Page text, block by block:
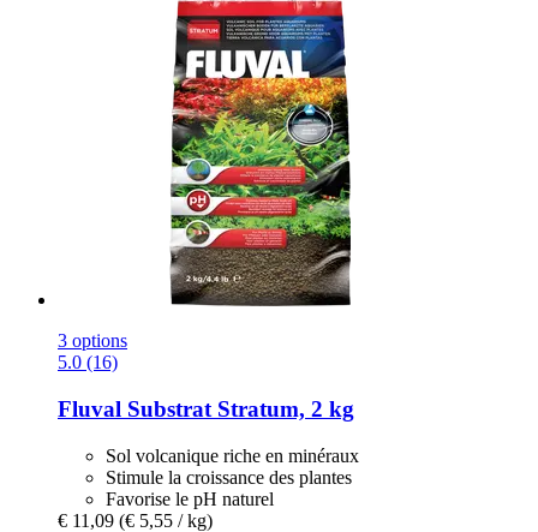
3 options
5.0 (16)
Fluval Substrat Stratum, 2 kg
Sol volcanique riche en minéraux
Stimule la croissance des plantes
Favorise le pH naturel
€ 11,09 (€ 5,55 / kg)